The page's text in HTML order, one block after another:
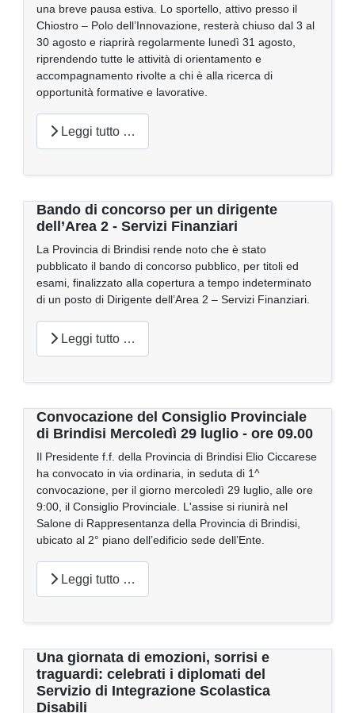
una breve pausa estiva. Lo sportello, attivo presso il
Chiostro – Polo dell’Innovazione, resterà chiuso dal 3 al
30 agosto e riaprirà regolarmente lunedì 31 agosto,
riprendendo tutte le attività di orientamento e
accompagnamento rivolte a chi è alla ricerca di
opportunità formative e lavorative.
Leggi tutto …
Bando di concorso per un dirigente
dell’Area 2 - Servizi Finanziari
La Provincia di Brindisi rende noto che è stato
pubblicato il bando di concorso pubblico, per titoli ed
esami, finalizzato alla copertura a tempo indeterminato
di un posto di Dirigente dell’Area 2 – Servizi Finanziari.
Leggi tutto …
Convocazione del Consiglio Provinciale
di Brindisi Mercoledì 29 luglio - ore 09.00
Il Presidente f.f. della Provincia di Brindisi Elio Ciccarese
ha convocato in via ordinaria, in seduta di 1^
convocazione, per il giorno mercoledì 29 luglio, alle ore
9:00, il Consiglio Provinciale. L'assise si riunirà nel
Salone di Rappresentanza della Provincia di Brindisi,
ubicato al 2° piano dell’edificio sede dell’Ente.
Leggi tutto …
Una giornata di emozioni, sorrisi e
traguardi: celebrati i diplomati del
Servizio di Integrazione Scolastica
Disabili